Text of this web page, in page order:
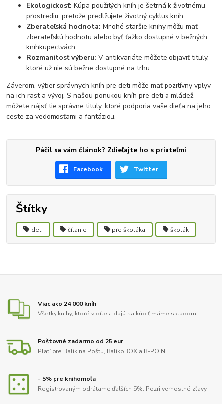
Ekologickosť: Kúpa použitých kníh je šetrná k životnému
prostrediu, pretože predlžujete životný cyklus kníh.
Zberateľská hodnota: Mnohé staršie knihy môžu mať
zberateľskú hodnotu alebo byť ťažko dostupné v bežných
kníhkupectvách.
Rozmanitosť výberu: V antikvariáte môžete objaviť tituly,
ktoré už nie sú bežne dostupné na trhu.
Záverom, výber správnych kníh pre deti môže mať pozitívny vplyv
na ich rast a vývoj. S našou ponukou kníh pre deti a mládež
môžete nájsť tie správne tituly, ktoré podporia vaše dieťa na jeho
ceste za vedomosťami a fantáziou.
Páčil sa vám článok? Zdieľajte ho s priateľmi
Facebook Twitter
Štítky
deti čítanie pre školáka školák
Viac ako 24 000 kníh
Všetky knihy, ktoré vidíte a dajú sa kúpiť máme skladom
Poštovné zadarmo od 25 eur
Platí pre Balík na Poštu, BalíkoBOX a B-POINT
- 5% pre knihomoľa
Registrovaným odrátame ďalších 5%. Pozri vernostné zľavy